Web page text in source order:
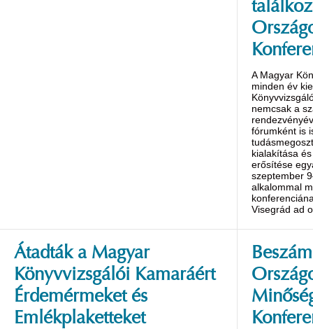
A Magyar
minden év
nemcsak a
fórumként is
kialakítása
erősítése
szeptember
alkalommal
Visegrád ad
Átadták a Magyar
Könyvvizsgálói Kamaráért
Érdemérmeket és
Emlékplaketteket